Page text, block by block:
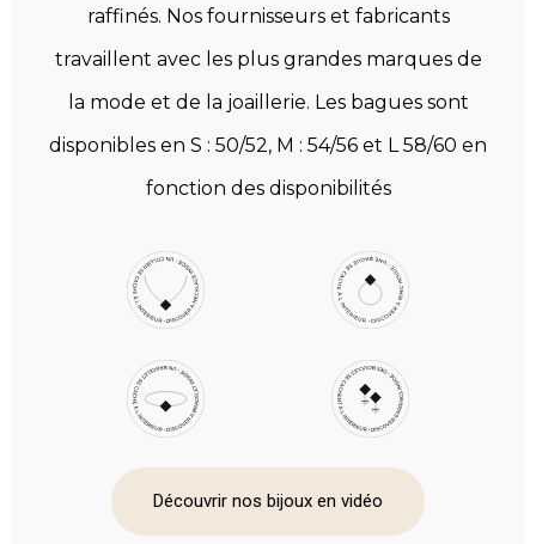
raffinés. Nos fournisseurs et fabricants
travaillent avec les plus grandes marques de
la mode et de la joaillerie. Les bagues sont
disponibles en S : 50/52, M : 54/56 et L 58/60 en
fonction des disponibilités
Découvrir nos bijoux en vidéo